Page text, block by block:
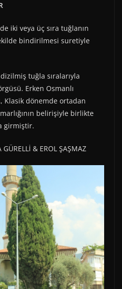
iki veya üç sıra tuğlanın
bindirilmesi suretiyle
tuğla sıralarıyla
Erken Osmanlı
Klasik dönemde ortadan
belirişiyle birlikte
girmiştir.
GÜRELLİ & EROL ŞAŞMAZ